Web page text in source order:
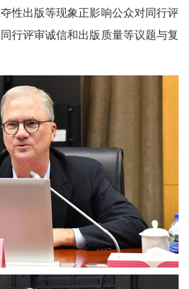
性出版等现象正影响公众对同行评
行评审诚信和出版质量等议题与复